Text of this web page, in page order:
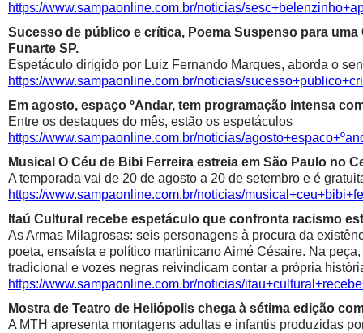
https://www.sampaonline.com.br/noticias/
Sucesso de público e crítica, Poema Suspenso para
Funarte SP.
Espetáculo dirigido por Luiz Fernando Marques, aborda o
https://www.sampaonline.com.br/noticias/
Em agosto, espaço ºAndar, tem programação intensa
Entre os destaques do mês, estão os espetáculos
https://www.sampaonline.com.br/noticias/
Musical O Céu de Bibi Ferreira estreia em São Paulo no
A temporada vai de 20 de agosto a 20 de setembro e é
https://www.sampaonline.com.br/noticias/
Itaú Cultural recebe espetáculo que confronta racismo
As Armas Milagrosas: seis personagens à procura da
poeta, ensaísta e político martinicano Aimé Césaire. Na
tradicional e vozes negras reivindicam contar a própria
https://www.sampaonline.com.br/noticias/
Mostra de Teatro de Heliópolis chega à sétima edição
A MTH apresenta montagens adultas e infantis produzidas